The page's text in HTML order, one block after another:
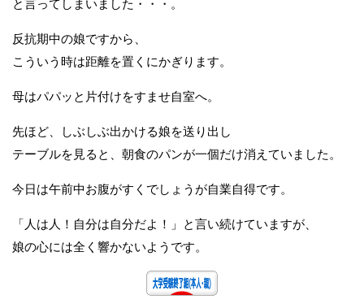
と言ってしまいました・・・。
反抗期中の娘ですから、
こういう時は距離を置くにかぎります。
母はパパッと片付けをすませ自室へ。
先ほど、しぶしぶ出かける娘を送り出し
テーブルを見ると、朝食のパンが一個だけ消えていました。
今日は午前中お腹がすくでしょうが自業自得です。
「人は人！自分は自分だよ！」と言い続けていますが、
娘の心には全く響かないようです。